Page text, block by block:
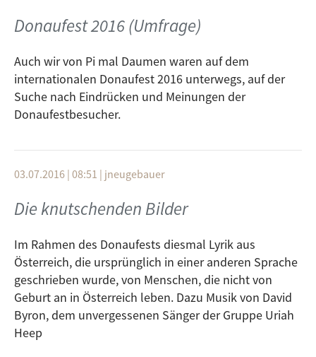
Tradition das Moderator Rainer Markus Walter in einer
Plattform gemeinsam mit dem Künstlerischen Leiter
Runde geplaudert wird. Wenn schon so viel abgesagt
und verschoben wird, möchten wir doch zumindest
diese Tradition erhalten. Gemeinsam mit unserem
Moderator, der ebenfalls von einer Absage betroffen
Schritte nötig waren von der Info, zur Absage bis hin
dabei sicher auch bei unserem Moderator nachfragen
Donauländern kamen.
Donaufest 2016 (Umfrage)
Auch wir von Pi mal Daumen waren auf dem
internationalen Donaufest 2016 unterwegs, auf der
Suche nach Eindrücken und Meinungen der
Donaufestbesucher.
03.07.2016 | 08:51 | jneugebauer
Die knutschenden Bilder
Im Rahmen des Donaufests diesmal Lyrik aus
Österreich, die ursprünglich in einer anderen Sprache
geschrieben wurde, von Menschen, die nicht von
Geburt an in Österreich leben. Dazu Musik von David
Byron, dem unvergessenen Sänger der Gruppe Uriah
Heep